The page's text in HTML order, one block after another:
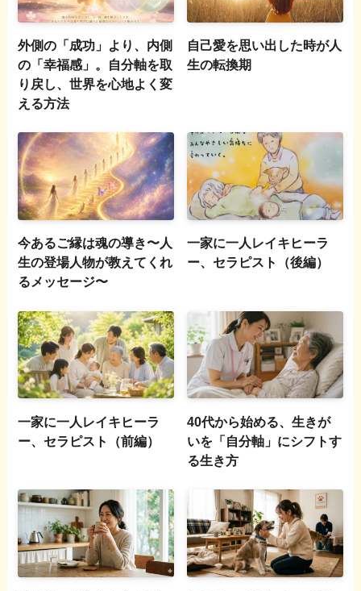
外側の「成功」より、内側
の「幸福感」。自分軸を取
り戻し、世界を心地よく変
える方法
自己愛を思い出した時が人
生の転換期
今あるご縁は魂の導き〜人
生の登場人物が教えてくれ
るメッセージ〜
一家に一人レイキヒーラ
ー、セラピスト（後編）
一家に一人レイキヒーラ
ー、セラピスト（前編）
40代から始める、生きが
いを「自分軸」にシフトす
る生き方